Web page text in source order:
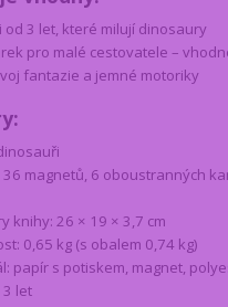
od 3 let, které milují dinosaury
pro malé cestovatele –
fantazie a jemné motoriky
36 magnetů, 6 oboustranných
knihy: 26 × 19 × 3,7 cm
0,65 kg (s obalem 0,74 kg)
papír s potiskem, magnet,
3 let